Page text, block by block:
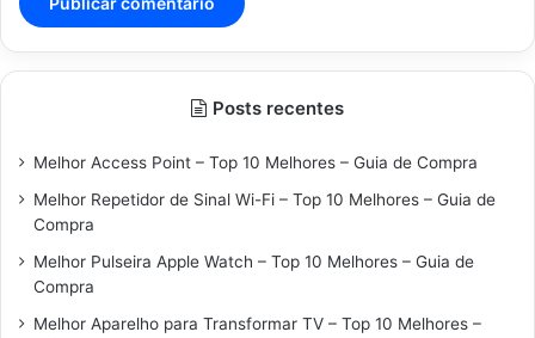
Posts recentes
Melhor Access Point – Top 10 Melhores – Guia de Compra
Melhor Repetidor de Sinal Wi-Fi – Top 10 Melhores – Guia de
Compra
Melhor Pulseira Apple Watch – Top 10 Melhores – Guia de
Compra
Melhor Aparelho para Transformar TV – Top 10 Melhores –